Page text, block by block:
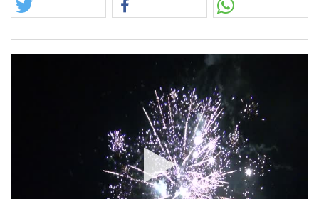
ehrliche Effekte und das bei hoffentlich angemessenem Preis.
Weiteren ein Bild mit filigraner Goldspinne zu roten und
grünen Sternen. Es folg ein zackiges Goldbukett mit
aufblitzender Knisterwolke und natürlich darf auch ein Finale
nicht fehlen, das zeigt Goldspinnen mit großen Leuchtsternen
in Weiss und ein Schlussbild mit Brokatweiden.